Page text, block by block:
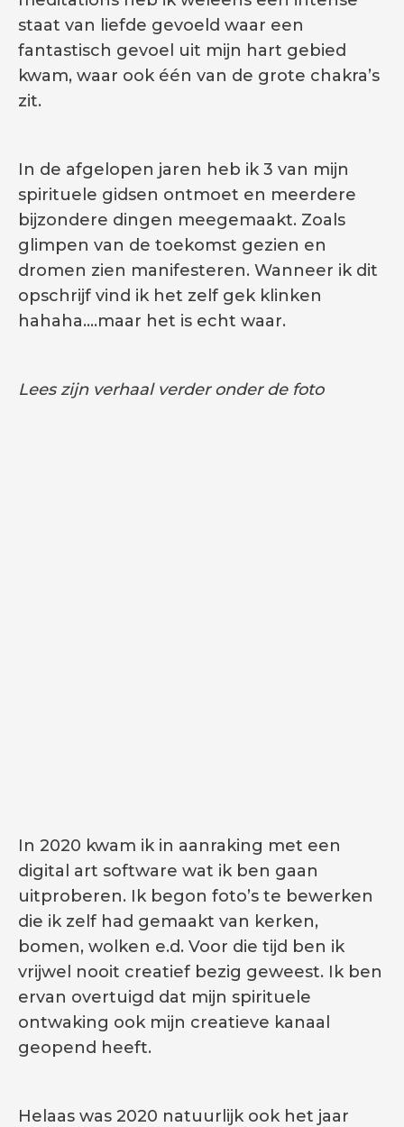
staat van liefde gevoeld waar een
fantastisch gevoel uit mijn hart gebied
kwam, waar ook één van de grote chakra’s
zit.
In de afgelopen jaren heb ik 3 van mijn
spirituele gidsen ontmoet en meerdere
bijzondere dingen meegemaakt. Zoals
glimpen van de toekomst gezien en
dromen zien manifesteren. Wanneer ik dit
opschrijf vind ik het zelf gek klinken
hahaha….maar het is echt waar.
Lees zijn verhaal verder onder de foto
In 2020 kwam ik in aanraking met een
digital art software wat ik ben gaan
uitproberen. Ik begon foto’s te bewerken
die ik zelf had gemaakt van kerken,
bomen, wolken e.d. Voor die tijd ben ik
vrijwel nooit creatief bezig geweest. Ik ben
ervan overtuigd dat mijn spirituele
ontwaking ook mijn creatieve kanaal
geopend heeft.
Helaas was 2020 natuurlijk ook het jaar